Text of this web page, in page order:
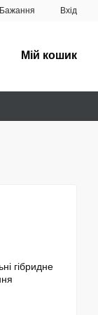
Бажання Вхід
Мій кошик